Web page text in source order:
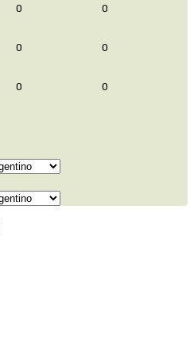
0 0
0 0
0 0